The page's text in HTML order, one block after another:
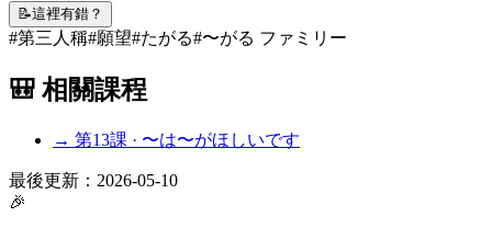
📝這裡有錯？
#第三人稱#願望#たがる#〜がる ファミリー
🎒 相關課程
→ 第13課 · 〜は〜がほしいです
最後更新： 2026-05-10
🎉